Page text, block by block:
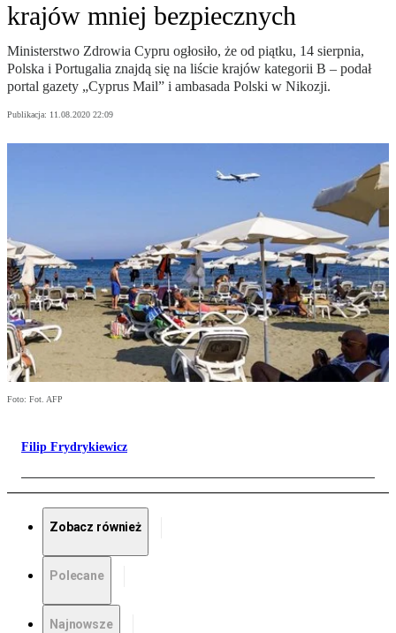
krajów mniej bezpiecznych
Ministerstwo Zdrowia Cypru ogłosiło, że od piątku, 14 sierpnia,
Polska i Portugalia znajdą się na liście krajów kategorii B – podał
portal gazety „Cyprus Mail” i ambasada Polski w Nikozji.
Publikacja: 11.08.2020 22:09
Foto: Fot. AFP
Filip Frydrykiewicz
Zobacz również
Polecane
Najnowsze